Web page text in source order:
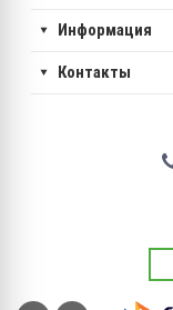
Информация
Контакты